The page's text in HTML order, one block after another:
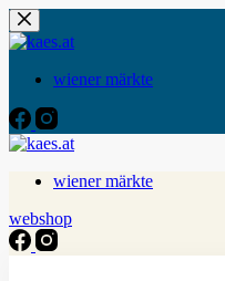
Zum
Inhalt
wiener märkte
wiener märkte
webshop